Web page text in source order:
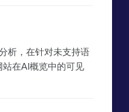
析，在针对未支持语
在AI概览中的可见